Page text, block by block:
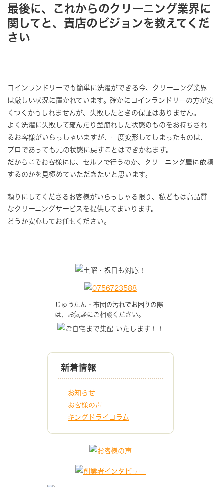
最後に、これからのクリーニング業界に
関してと、貴店のビジョンを教えてくだ
さい
コインランドリーでも簡単に洗濯ができる今、クリーニング業界
は厳しい状況に置かれています。確かにコインランドリーの方が安
くつくかもしれませんが、失敗したときの保証はありません。
よく洗濯に失敗して縮んだり型崩れした状態のものをお持ちされ
るお客様がいらっしゃいますが、一度変形してしまったものは、
プロであっても元の状態に戻すことはできかねます。
だからこそお客様には、セルフで行うのか、クリーニング屋に依頼
するのかを見極めていただきたいと思います。
頼りにしてくださるお客様がいらっしゃる限り、私どもは高品質
なクリーニングサービスを提供してまいります。
どうか安心してお任せください。
じゅうたん・布団の汚れでお困りの際
は、お気軽にご相談ください。
新着情報
お知らせ
お客様の声
キングドライコラム